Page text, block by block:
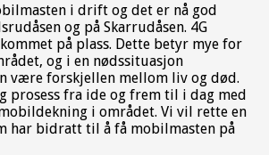
i drift og det er nå god
og på Skarrudåsen. 4G
på plass. Dette betyr mye for
og i en nødssituasjon
være forskjellen mellom liv og død.
prosess fra ide og frem til i dag med
i området. Vi vil rette en
har bidratt til å få mobilmasten på